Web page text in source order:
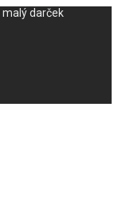
malý darček